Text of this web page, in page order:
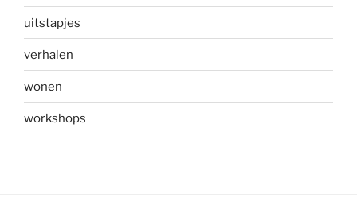
uitstapjes
verhalen
wonen
workshops